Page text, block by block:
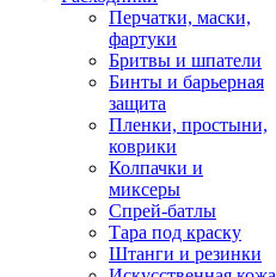
Перчатки, маски,
фартуки
Бритвы и шпатели
Бинты и барьерная
защита
Пленки, простыни,
коврики
Колпачки и
миксеры
Спрей-батлы
Тара под краску
Штанги и резинки